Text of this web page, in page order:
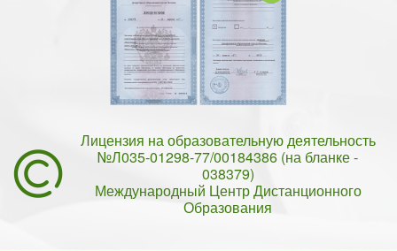
Лицензия на образовательную деятельность
№Л035-01298-77/00184386 (на бланке -
038379)
Международный Центр Дистанционного
Образования